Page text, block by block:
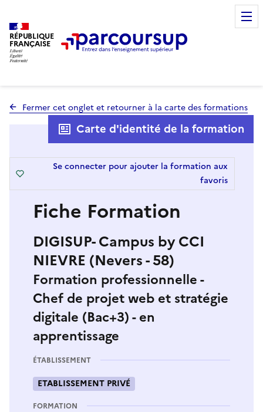
RÉPUBLIQUE
FRANÇAISE
Fermer cet onglet et retourner à la carte des formations
Fiche Formation
DIGISUP- Campus by CCI
NIEVRE (Nevers - 58)
Formation professionnelle -
Chef de projet web et stratégie
digitale (Bac+3) - en
apprentissage
Carte d'identité de la formation
Se connecter pour ajouter la formation aux
favoris
ÉTABLISSEMENT
ETABLISSEMENT PRIVÉ
FORMATION